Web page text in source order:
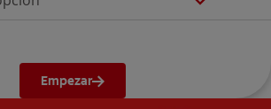
Empezar